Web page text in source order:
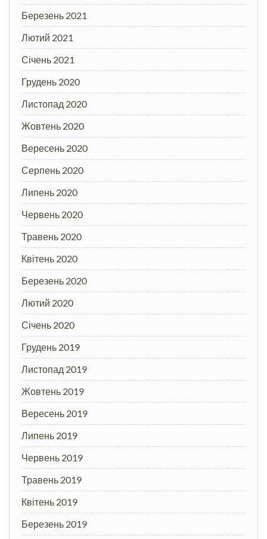
Березень 2021
Лютий 2021
Січень 2021
Грудень 2020
Листопад 2020
Жовтень 2020
Вересень 2020
Серпень 2020
Липень 2020
Червень 2020
Травень 2020
Квітень 2020
Березень 2020
Лютий 2020
Січень 2020
Грудень 2019
Листопад 2019
Жовтень 2019
Вересень 2019
Липень 2019
Червень 2019
Травень 2019
Квітень 2019
Березень 2019